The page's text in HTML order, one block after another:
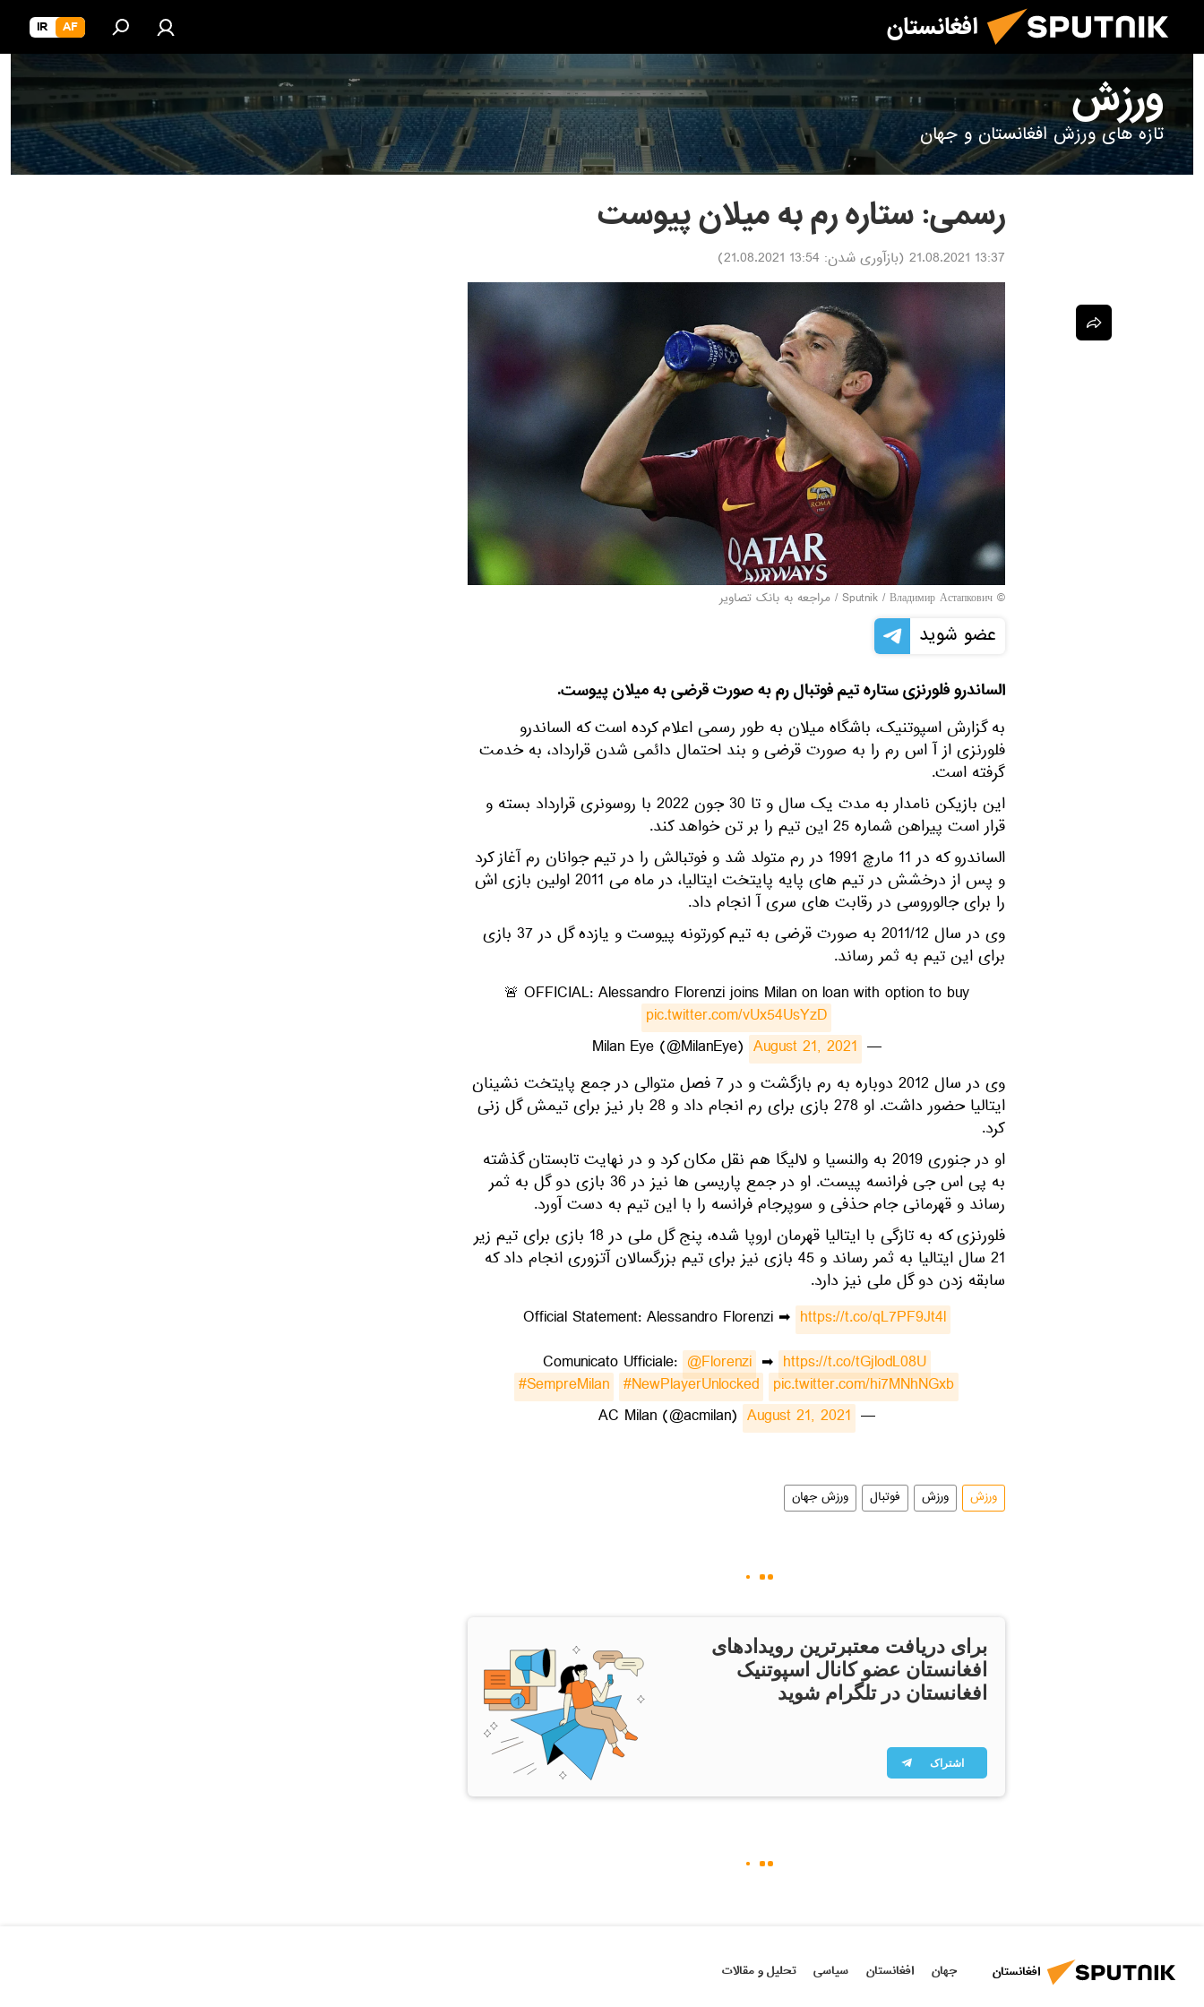
افغانستان AF
IR
ورزش
تازه های ورزش افغانستان و جهان
رسمی: ستاره رم به میلان پیوست
13:37 21.08.2021 (بازآوری شدن: 13:54 21.08.2021
)
© Sputnik / Владимир Астапкович
/ مراجعه به بانک تصاویر
عضو شوید
الساندرو فلورنزی ستاره تیم فوتبال رم به صورت قرضی به میلان پیوست.
به گزارش اسپوتنیک، باشگاه میلان به طور رسمی اعلام کرده است که الساندرو
فلورنزی از آ اس رم را به صورت قرضی و بند احتمال دائمی شدن قرارداد، به خدمت
گرفته است.
این بازیکن نامدار به مدت یک سال و تا 30 جون 2022 با روسونری قرارداد بسته و
قرار است پیراهن شماره 25 این تیم را بر تن خواهد کند.
الساندرو که در 11 مارچ 1991 در رم متولد شد و فوتبالش را در تیم جوانان رم آغاز کرد
و پس از درخشش در تیم های پایه پایتخت ایتالیا، در ماه می 2011 اولین بازی اش
را برای جالوروسی در رقابت های سری آ انجام داد.
وی در سال 2011/12 به صورت قرضی به تیم کورتونه پیوست و یازده گل در 37 بازی
برای این تیم به ثمر رساند.
🚨 OFFICIAL: Alessandro Florenzi joins Milan on loan with option to buy
pic.twitter.com/vUx54UsYzD
— Milan Eye (@MilanEye)
August 21, 2021
​وی در سال 2012 دوباره به رم بازگشت و در 7 فصل متوالی در جمع پایتخت نشینان
ایتالیا حضور داشت. او 278 بازی برای رم انجام داد و 28 بار نیز برای تیمش گل زنی
کرد.
او در جنوری 2019 به والنسیا و لالیگا هم نقل مکان کرد و در نهایت تابستان گذشته
به پی اس جی فرانسه پیست. او در جمع پاریسی ها نیز در 36 بازی دو گل به ثمر
رساند و قهرمانی جام حذفی و سوپرجام فرانسه را با این تیم به دست آورد.
فلورنزی که به تازگی با ایتالیا قهرمان اروپا شده، پنج گل ملی در 18 بازی برای تیم زیر
21 سال ایتالیا به ثمر رساند و 45 بازی نیز برای تیم بزرگسالان آتزوری انجام داد که
سابقه زدن دو گل ملی نیز دارد.
Official Statement: Alessandro Florenzi ➡ https://t.co/qL7PF9Jt4l
Comunicato Ufficiale: @Florenzi ➡ https://t.co/tGjlodL08U
#SempreMilan #NewPlayerUnlocked pic.twitter.com/hi7MNhNGxb
— AC Milan (@acmilan)
August 21, 2021
ورزش ورزش فوتبال ورزش جهان
برای دریافت معتبرترین رویدادهای
افغانستان عضو کانال اسپوتنیک
افغانستان در تلگرام شوید
اشتراک
افغانستان جهان افغانستان سیاسی تحلیل و مقالات